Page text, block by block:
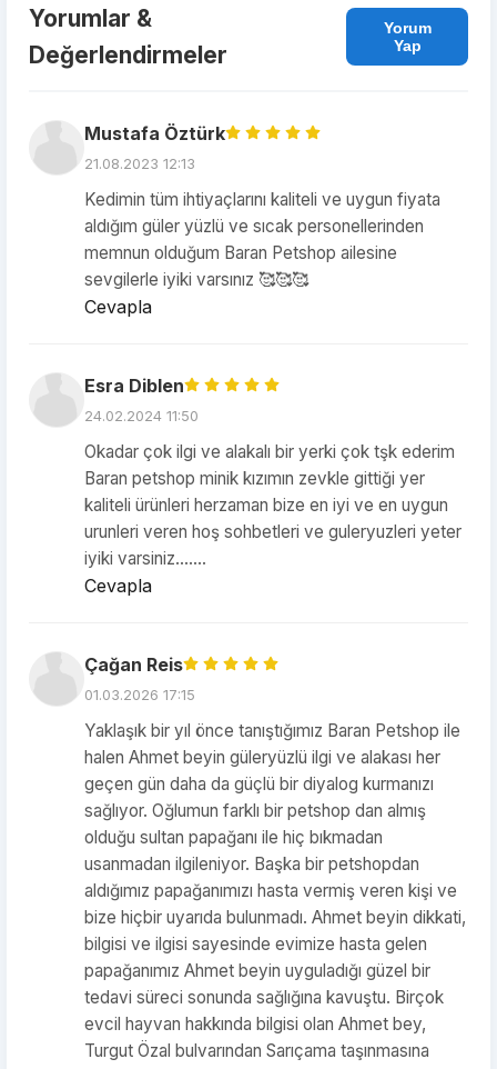
Yorumlar &
Değerlendirmeler
Yorum
Yap
Mustafa Öztürk
21.08.2023 12:13
Kedimin tüm ihtiyaçlarını kaliteli ve uygun fiyata
aldığım güler yüzlü ve sıcak personellerinden
memnun olduğum Baran Petshop ailesine
sevgilerle iyiki varsınız 🥰🥰🥰
Cevapla
Esra Diblen
24.02.2024 11:50
Okadar çok ilgi ve alakalı bir yerki çok tşk ederim
Baran petshop minik kızımın zevkle gittiği yer
kaliteli ürünleri herzaman bize en iyi ve en uygun
urunleri veren hoş sohbetleri ve guleryuzleri yeter
iyiki varsiniz.......
Cevapla
Çağan Reis
01.03.2026 17:15
Yaklaşık bir yıl önce tanıştığımız Baran Petshop ile
halen Ahmet beyin güleryüzlü ilgi ve alakası her
geçen gün daha da güçlü bir diyalog kurmanızı
sağlıyor. Oğlumun farklı bir petshop dan almış
olduğu sultan papağanı ile hiç bıkmadan
usanmadan ilgileniyor. Başka bir petshopdan
aldığımız papağanımızı hasta vermiş veren kişi ve
bize hiçbir uyarıda bulunmadı. Ahmet beyin dikkati,
bilgisi ve ilgisi sayesinde evimize hasta gelen
papağanımız Ahmet beyin uyguladığı güzel bir
tedavi süreci sonunda sağlığına kavuştu. Birçok
evcil hayvan hakkında bilgisi olan Ahmet bey,
Turgut Özal bulvarından Sarıçama taşınmasına